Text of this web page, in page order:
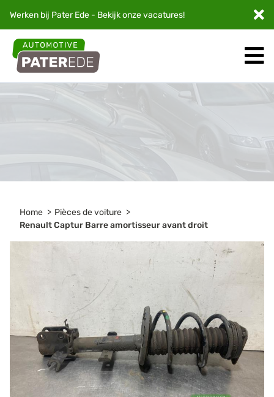
Werken bij Pater Ede - Bekijk onzevacatures!
Home
Pièces de voiture
Renault Captur Barre amortisseur avant droit